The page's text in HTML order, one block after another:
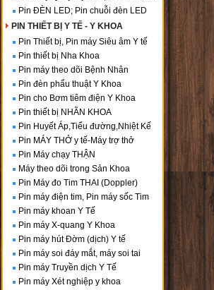
Pin ĐÈN LED; Pin chuỗi đèn LED
PIN THIẾT BỊ Y TẾ - Y KHOA
Pin Thiết bị, Pin máy Siêu âm Y tế
Pin thiết bị Nha Khoa
Pin máy theo dõi Bệnh Nhân
Pin đèn phẩu thuật Y Khoa
Pin cho Bơm tiêm điện Y Khoa
Pin thiết bị NHÃN KHOA
Pin Huyết Áp,Tiểu đường,Nhiệt Kế
Pin MÁY THỞ y tế-Máy trợ thở
Pin Máy chạy THẬN
Máy theo dõi trong Sản Khoa
Pin Máy đo Tim THAI (Doppler)
Pin máy điện tim, Pin máy sốc Tim
Pin máy khoan Y Tế
Pin máy X-quang Y Khoa
Pin máy hút Đờm (dịch) Y tế
Pin máy soi đáy mắt, máy soi tai
Pin máy Truyền dịch Y Tế
Pin máy Xét nghiệp y khoa